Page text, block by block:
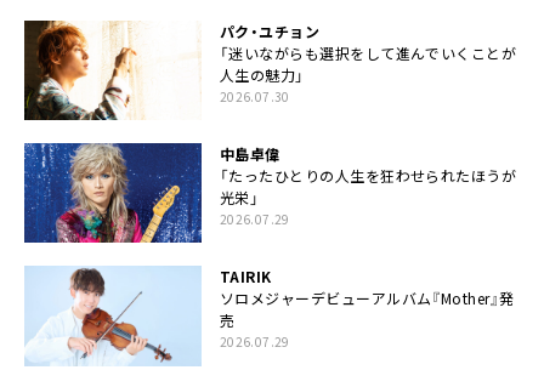
パク・ユチョン
「迷いながらも選択をして進んでいくことが
人生の魅力」
2026.07.30
中島卓偉
「たったひとりの人生を狂わせられたほうが
光栄」
2026.07.29
TAIRIK
ソロメジャーデビューアルバム『Mother』発
売
2026.07.29